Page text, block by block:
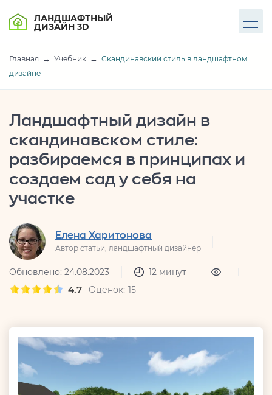
ЛАНДШАФТНЫЙ
ДИЗАЙН 3D
Главная Учебник
Скандинавский стиль в ландшафтном
дизайне
Ландшафтный дизайн в
скандинавском стиле:
разбираемся в принципах и
создаем сад у себя на
участке
Елена Харитонова
Автор статьи, ландшафтный дизайнер
Обновлено: 24.08.2023 12 минут
4.7 Оценок: 15